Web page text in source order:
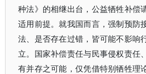
种法》的相继出台，公益牺牲补偿
适用前提。就我国而言，强制预防
法、是否存在过错，皆可能不影响
立。国家补偿责任与民事侵权责任
有并存之可能，仅凭借特别牺牲理